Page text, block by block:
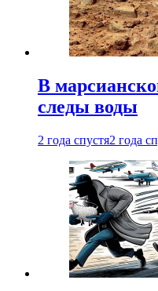
В
следы воды
2 года спустя2 года